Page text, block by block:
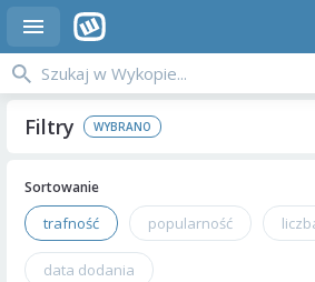
Filtry
Sortowanie
trafność popularność
data dodania